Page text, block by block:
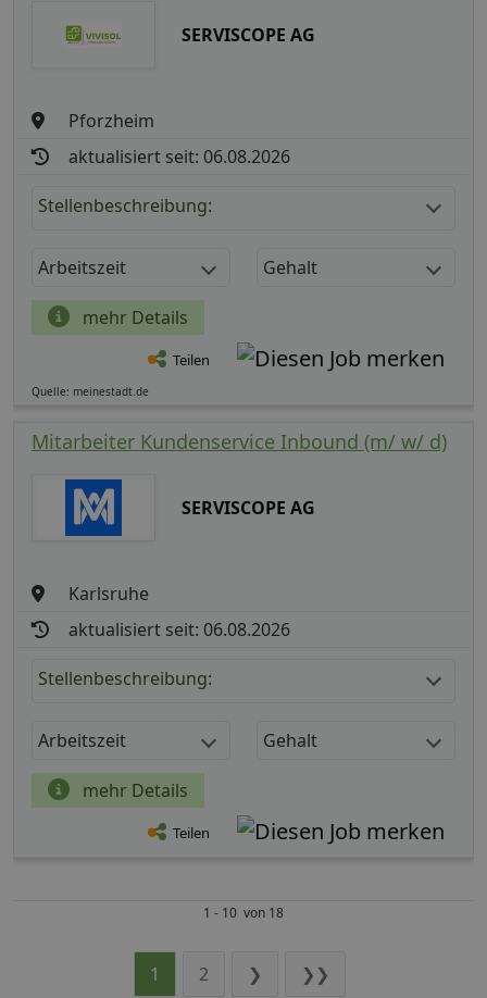
SERVISCOPE AG
Pforzheim
aktualisiert seit: 06.08.2026
Stellenbeschreibung:
Arbeitszeit Gehalt
mehr Details
Teilen
Quelle: meinestadt.de
Mitarbeiter Kundenservice Inbound (m/ w/ d)
SERVISCOPE AG
Karlsruhe
aktualisiert seit: 06.08.2026
Stellenbeschreibung:
Arbeitszeit Gehalt
mehr Details
Teilen
1 - 10 von 18
1 2 ❯ ❯❯